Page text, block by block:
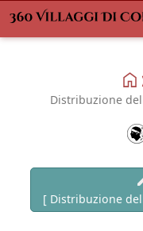
Distribuzione
[ Distribuzione